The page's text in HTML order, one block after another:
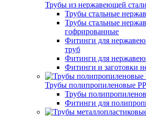
Трубы из нержавеющей
Трубы стальные
Трубы стальные
гофрированные
Фитинги для
труб
Фитинги для
Фитинги и заготовки
Трубы полипропиленовые
Трубы
Фитинги для